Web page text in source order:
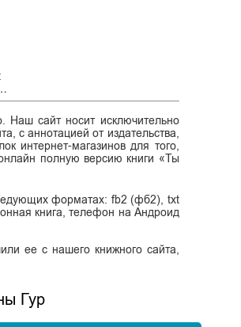
Наш сайт носит исключительно
с аннотацией от издательства,
интернет-магазинов для того,
полную версию книги «Ты
форматах: fb2 (фб2), txt
книга, телефон на Андроид
ее с нашего книжного сайта,
Гур